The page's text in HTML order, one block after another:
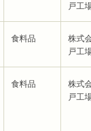
戸工
食料品
株式
戸工
食料品
株式
戸工